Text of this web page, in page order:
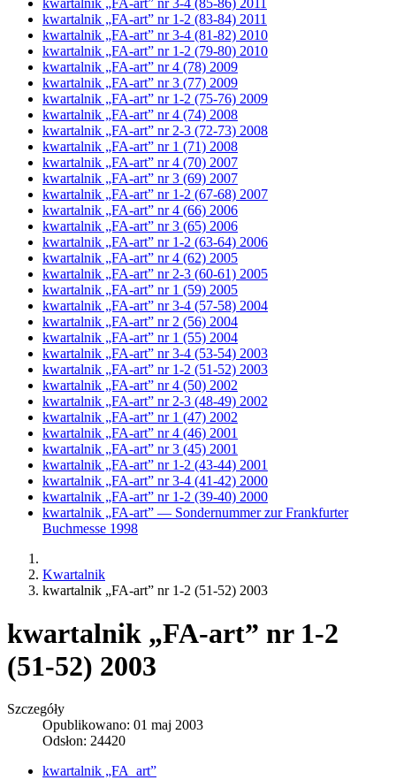
kwartalnik „FA-art” nr 1-2 (83-84) 2011
kwartalnik „FA-art” nr 3-4 (81-82) 2010
kwartalnik „FA-art” nr 1-2 (79-80) 2010
kwartalnik „FA-art” nr 4 (78) 2009
kwartalnik „FA-art” nr 3 (77) 2009
kwartalnik „FA-art” nr 1-2 (75-76) 2009
kwartalnik „FA-art” nr 4 (74) 2008
kwartalnik „FA-art” nr 2-3 (72-73) 2008
kwartalnik „FA-art” nr 1 (71) 2008
kwartalnik „FA-art” nr 4 (70) 2007
kwartalnik „FA-art” nr 3 (69) 2007
kwartalnik „FA-art” nr 1-2 (67-68) 2007
kwartalnik „FA-art” nr 4 (66) 2006
kwartalnik „FA-art” nr 3 (65) 2006
kwartalnik „FA-art” nr 1-2 (63-64) 2006
kwartalnik „FA-art” nr 4 (62) 2005
kwartalnik „FA-art” nr 2-3 (60-61) 2005
kwartalnik „FA-art” nr 1 (59) 2005
kwartalnik „FA-art” nr 3-4 (57-58) 2004
kwartalnik „FA-art” nr 2 (56) 2004
kwartalnik „FA-art” nr 1 (55) 2004
kwartalnik „FA-art” nr 3-4 (53-54) 2003
kwartalnik „FA-art” nr 1-2 (51-52) 2003
kwartalnik „FA-art” nr 4 (50) 2002
kwartalnik „FA-art” nr 2-3 (48-49) 2002
kwartalnik „FA-art” nr 1 (47) 2002
kwartalnik „FA-art” nr 4 (46) 2001
kwartalnik „FA-art” nr 3 (45) 2001
kwartalnik „FA-art” nr 1-2 (43-44) 2001
kwartalnik „FA-art” nr 3-4 (41-42) 2000
kwartalnik „FA-art” nr 1-2 (39-40) 2000
kwartalnik „FA-art” — Sondernummer zur Frankfurter
Buchmesse 1998
Kwartalnik
kwartalnik „FA-art” nr 1-2 (51-52) 2003
kwartalnik „FA-art” nr 1-2
(51-52) 2003
Szczegóły
Opublikowano: 01 maj 2003
Odsłon: 24420
kwartalnik „FA_art”